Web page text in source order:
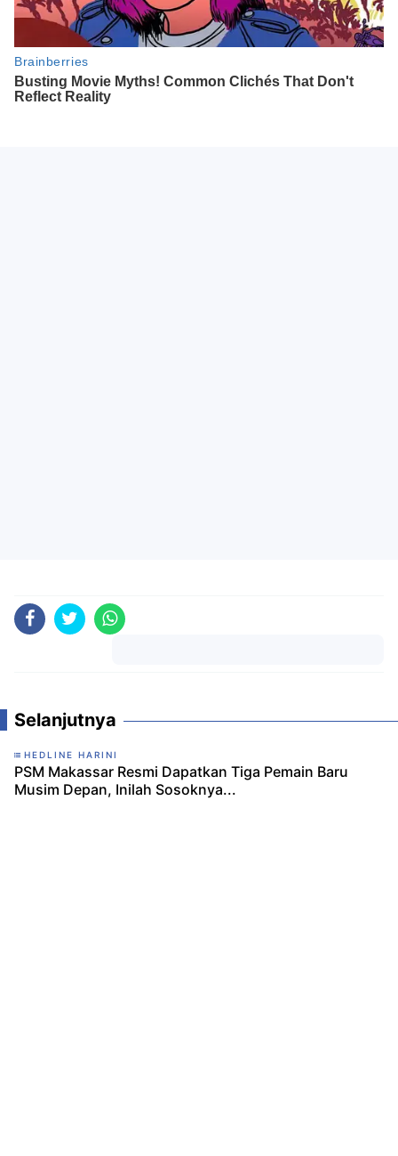
Selanjutnya
HEDLINE HARINI
PSM Makassar Resmi Dapatkan Tiga Pemain Baru
Musim Depan, Inilah Sosoknya...